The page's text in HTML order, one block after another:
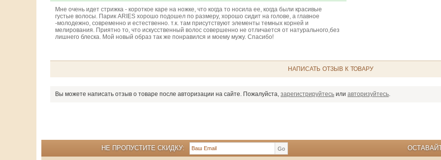
Мне очень идет стрижка - короткое каре на ножке, что когда то носила ее, когда были красивые
густые волосы. Парик ARIES хорошо подошел по размеру, хорошо сидит на голове, а главное
-молодежно, современно и естественно. т.к. там присутствуют элементы темных корней и
мелирования. Приятно то, что искусственный волос совершенно не отличается от натурального,без
лишнего блеска. Мой новый образ так же понравился и моему мужу. Спасибо!
НАПИСАТЬ ОТЗЫВ К ТОВАРУ
Вы можете написать отзыв о товаре после авторизации на сайте. Пожалуйста, зарегистрируйтесь или авторизуйтесь.
НЕ ПРОПУСТИТЕ СКИДКУ: Go